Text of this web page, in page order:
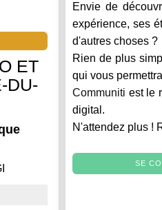
ET
DU-
Envie de
expérience, ses
d'autres choses ?
Rien de plus
qui vous
Communiti est le
digital.
N'attendez plus !
SE